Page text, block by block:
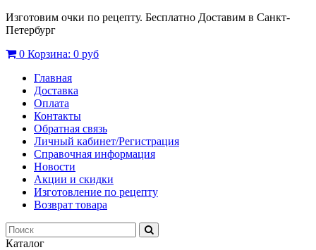
Изготовим очки по рецепту. Бесплатно Доставим в Санкт-
Петербург
0 Корзина: 0 руб
Главная
Доставка
Оплата
Контакты
Обратная связь
Личный кабинет/Регистрация
Справочная информация
Новости
Акции и скидки
Изготовление по рецепту
Возврат товара
Каталог